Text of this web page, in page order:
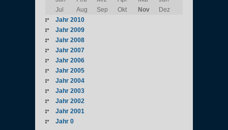
Jul
Aug Sep Okt Nov
Dez
Jahr 2010
Jahr 2009
Jahr 2008
Jahr 2007
Jahr 2006
Jahr 2005
Jahr 2004
Jahr 2003
Jahr 2002
Jahr 2001
Jahr 0